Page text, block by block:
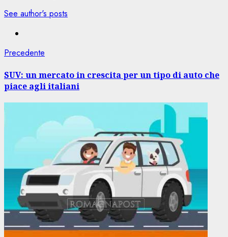
See author's posts
Navigazione
articolo
Precedente
SUV: un mercato in crescita per un tipo di auto che
piace agli italiani